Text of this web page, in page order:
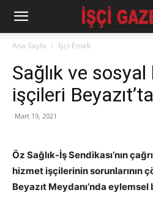
Ana Sayfa İşçi-Emek
Sağlık ve
işçileri
Mart 19, 2021
Öz Sağlık-İş Sendikası’nın
hizmet işçilerinin sorunlarının
Beyazıt Meydanı’nda eylemsel